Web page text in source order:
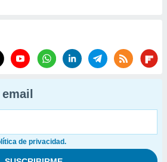
de privacidad.